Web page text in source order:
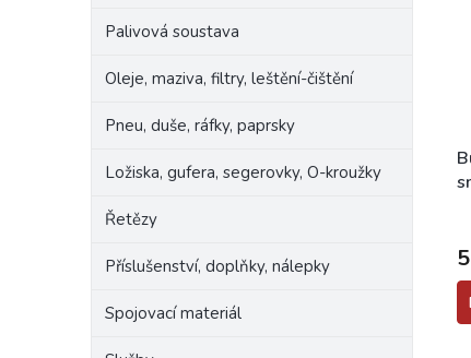
Palivová soustava
Oleje, maziva, filtry, leštění-čištění
Pneu, duše, ráfky, paprsky
Ložiska, gufera, segerovky, O-kroužky
Řetězy
Příslušenství, doplňky, nálepky
Spojovací materiál
je
z